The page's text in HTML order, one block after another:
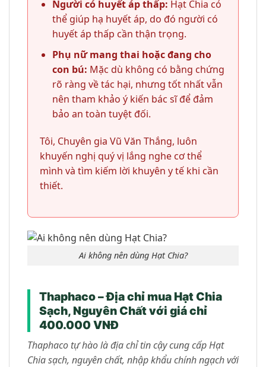
Người có huyết áp thấp: Hạt Chia có
thể giúp hạ huyết áp, do đó người có
huyết áp thấp cần thận trọng.
Phụ nữ mang thai hoặc đang cho
con bú: Mặc dù không có bằng chứng
rõ ràng về tác hại, nhưng tốt nhất vẫn
nên tham khảo ý kiến bác sĩ để đảm
bảo an toàn tuyệt đối.
Tôi, Chuyên gia Vũ Văn Thắng, luôn
khuyến nghị quý vị lắng nghe cơ thể
mình và tìm kiếm lời khuyên y tế khi cần
thiết.
Ai không nên dùng Hạt Chia?
Thaphaco – Địa chỉ mua Hạt Chia
Sạch, Nguyên Chất với giá chỉ
400.000 VNĐ
Thaphaco tự hào là địa chỉ tin cậy cung cấp Hạt
Chia sạch, nguyên chất, nhập khẩu chính ngạch với